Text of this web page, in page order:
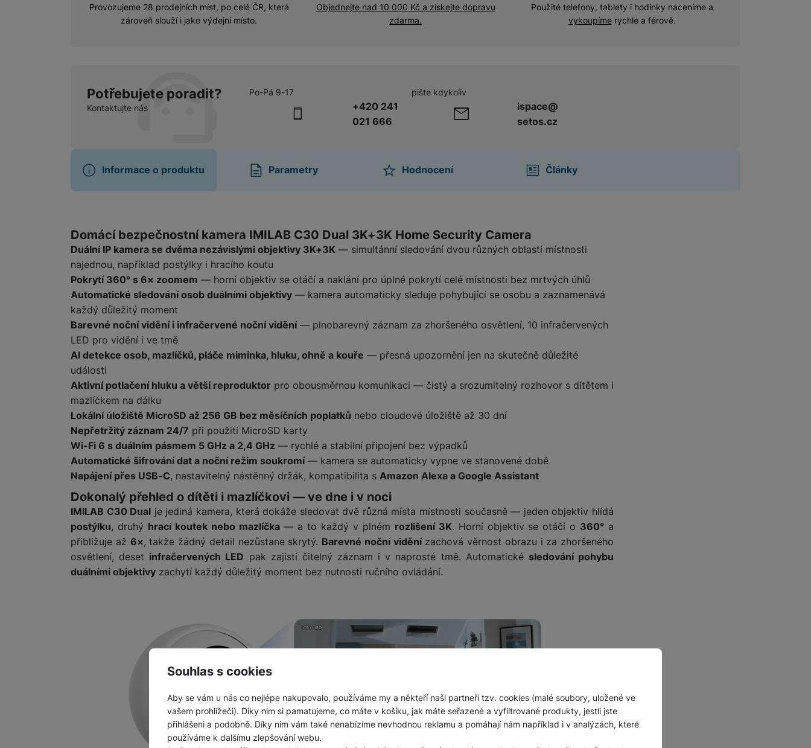
Souhlas s cookies
Aby se vám u nás co nejlépe nakupovalo, používáme my a někteří naši partneři tzv. cookies (malé soubory, uložené ve
vašem prohlížeči). Díky nim si pamatujeme, co máte v košíku, jak máte seřazené a vyfiltrované produkty, jestli jste
přihlášeni a podobně. Díky nim vám také nenabízíme nevhodnou reklamu a pomáhají nám například i v analýzách, které
používáme k dalšímu zlepšování webu.
Provozujeme 28 prodejních míst, po celé ČR, která
zároveň slouží i jako výdejní místo.
Objednejte nad 10 000 Kč a získejte dopravu
zdarma.
Použité telefony, tablety i hodinky naceníme a
vykoupímerychle a férově.
Potřebujete poradit?
Kontaktujte nás
Po-Pá 9-17
+420 241
021 666
pište kdykoliv
ispace@
setos.cz
Informace o produktu Parametry Hodnocení Články
Domácí bezpečnostní kamera IMILAB C30 Dual 3K+3K Home Security Camera
Duální IP kamera se dvěma nezávislými objektivy 3K+3K — simultánní sledování dvou různých oblastí místnosti
najednou, například postýlky i hracího koutu
Pokrytí 360° s 6× zoomem — horní objektiv se otáčí a naklání pro úplné pokrytí celé místnosti bez mrtvých úhlů
Automatické sledování osob duálními objektivy — kamera automaticky sleduje pohybující se osobu a zaznamenává
každý důležitý moment
Barevné noční vidění i infračervené noční vidění— plnobarevný záznam za zhoršeného osvětlení, 10 infračervených
LED pro vidění i ve tmě
AI detekce osob, mazlíčků, pláče miminka, hluku, ohně a kouře — přesná upozornění jen na skutečně důležité
události
Aktivní potlačení hluku a větší reproduktor pro obousměrnou komunikaci — čistý a srozumitelný rozhovor s dítětem i
mazlíčkem na dálku
Lokální úložiště MicroSD až 256 GB bez měsíčních poplatků nebo cloudové úložiště až 30 dní
Nepřetržitý záznam 24/7 při použití MicroSD karty
Wi-Fi 6 s duálním pásmem 5 GHz a 2,4 GHz — rychlé a stabilní připojení bez výpadků
Automatické šifrování dat a noční režim soukromí— kamera se automaticky vypne ve stanovené době
Napájení přes USB-C, nastavitelný nástěnný držák, kompatibilita s Amazon Alexa a Google Assistant
Dokonalý přehled o dítěti i mazlíčkovi — ve dne i v noci
IMILAB C30 Dual je jediná kamera, která dokáže sledovat dvě různá místa místnosti současně — jeden objektiv hlídá
postýlku, druhý hrací koutek nebo mazlíčka— a to každý v plném rozlišení 3K. Horní objektiv se otáčí o 360° a
přibližuje až 6×, takže žádný detail nezůstane skrytý. Barevné noční viděnízachová věrnost obrazu i za zhoršeného
osvětlení, deset infračervených LED pak zajistí čitelný záznam i v naprosté tmě. Automatické sledování pohybu
duálními objektivy zachytí každý důležitý moment bez nutnosti ručního ovládání.